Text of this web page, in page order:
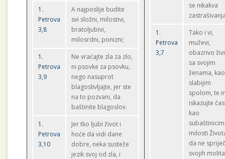
1.
Petrova
3,8
A najposlije budite
svi složni, milostivi,
bratoljubivi,
milosrdni, ponizni;
1.
Petrova
3,9
Ne vraćajte zla za zlo,
ni psovke za psovku,
nego nasuprot
blagoslivljajte, jer ste
na to pozvani, da
baštinite blagoslov.
1.
Petrova
3,10
Jer tko ljubi život i
hoće da vidi dane
dobre, neka susteže
jezik svoj od zla, i
se nikakva
1.
Petrova
3,7
Tako i vi,
muževi,
obazrivo
sa svojim
ženama,
slabijim
spolom, te
iskazujte
kao
milosti
da ne
svojih